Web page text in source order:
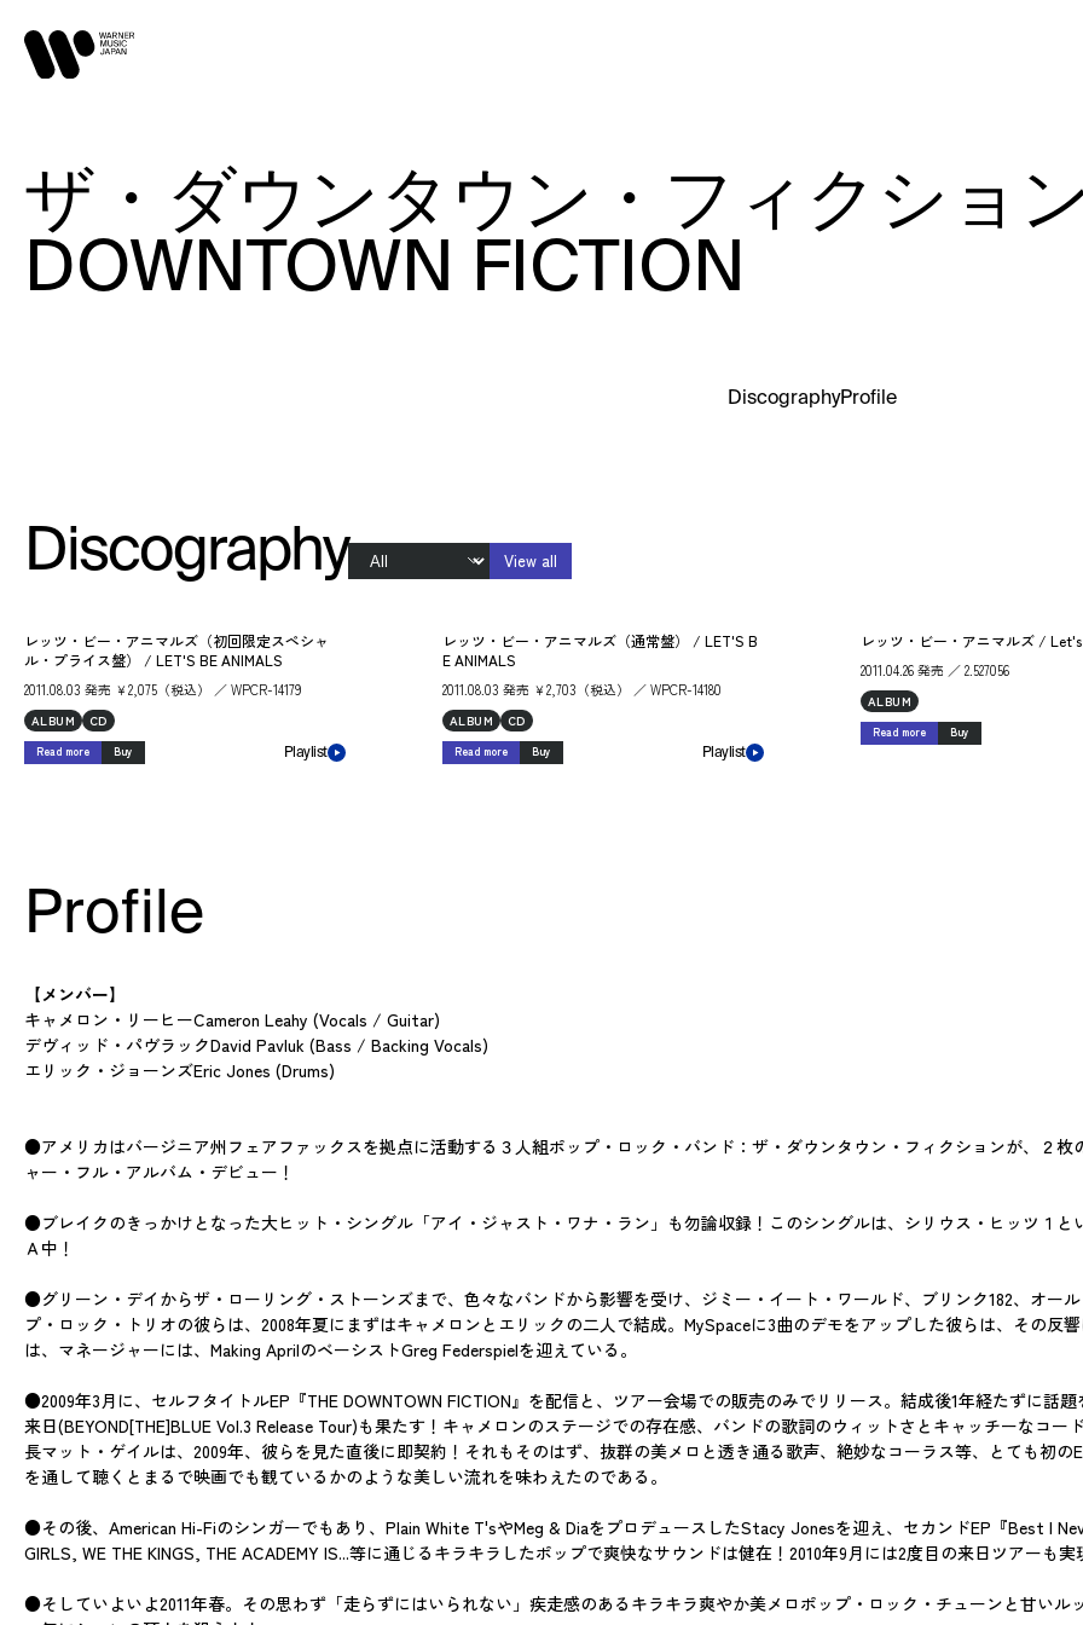
ザ・ダウンタウン・フィクショ
DOWNTOWN FICTION
DiscographyProfile
Discography View all
レッツ・ビー・アニマルズ（初回限定スペシャ
ル・プライス盤） / LET'S BE ANIMALS
2011.08.03 発売 ￥2,075（税込） ／ WPCR-14179
ALBUM CD
Read more Buy Playlist
レッツ・ビー・アニマルズ（通常盤） / LET'S B
E ANIMALS
2011.08.03 発売 ￥2,703（税込） ／ WPCR-14180
ALBUM CD
Read more Buy Playlist
レッツ・ビー・アニマルズ /
2011.04.26 発売 ／ 2.527056
ALBUM
Read more Buy
Profile
【メンバー】
キャメロン・リーヒーCameron Leahy (Vocals / Guitar)
デヴィッド・パヴラックDavid Pavluk (Bass / Backing Vocals)
エリック・ジョーンズEric Jones (Drums)
●アメリカはバージニア州フェアファックスを拠点に活動する３人組ポップ・ロック・バンド：ザ・ダウンタウン・フィクションが、２枚
ャー・フル・アルバム・デビュー！
●ブレイクのきっかけとなった大ヒット・シングル「アイ・ジャスト・ワナ・ラン」も勿論収録！このシングルは、シリウス・ヒッツ１
Ａ中！
●グリーン・デイからザ・ローリング・ストーンズまで、色々なバンドから影響を受け、ジミー・イート・ワールド、ブリンク182、オー
プ・ロック・トリオの彼らは、2008年夏にまずはキャメロンとエリックの二人で結成。MySpaceに3曲のデモをアップした彼らは、その反
は、マネージャーには、Making AprilのベーシストGreg Federspielを迎えている。
●2009年3月に、セルフタイトルEP『THE DOWNTOWN FICTION』を配信と、ツアー会場での販売のみでリリース。結成後1年経たずに話
来日(BEYOND[THE]BLUE Vol.3 Release Tour)も果たす！キャメロンのステージでの存在感、バンドの歌詞のウィットさとキャッチーなコ
長マット・ゲイルは、2009年、彼らを見た直後に即契約！それもそのはず、抜群の美メロと透き通る歌声、絶妙なコーラス等、とても初
を通して聴くとまるで映画でも観ているかのような美しい流れを味わえたのである。
●その後、American Hi-Fiのシンガーでもあり、Plain White T'sやMeg & DiaをプロデュースしたStacy Jonesを迎え、セカンドEP『Best I
GIRLS, WE THE KINGS, THE ACADEMY IS...等に通じるキラキラしたポップで爽快なサウンドは健在！2010年9月には2度目の来日ツアーも実
●そしていよいよ2011年春。その思わず「走らずにはいられない」疾走感のあるキラキラ爽やか美メロポップ・ロック・チューンと甘い